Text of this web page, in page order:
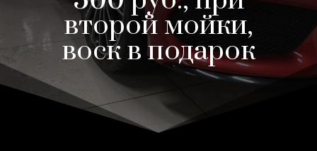
второй мойки,
воск в подарок